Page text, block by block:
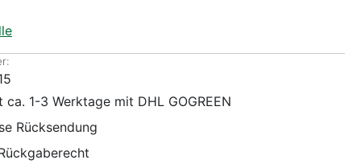
ca. 1-3 Werktage mit DHL GOGREEN
Rücksendung